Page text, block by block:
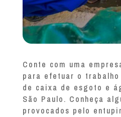
Conte com uma
para efetuar o
de caixa de esgoto e
São Paulo. Conheça
provocados pelo